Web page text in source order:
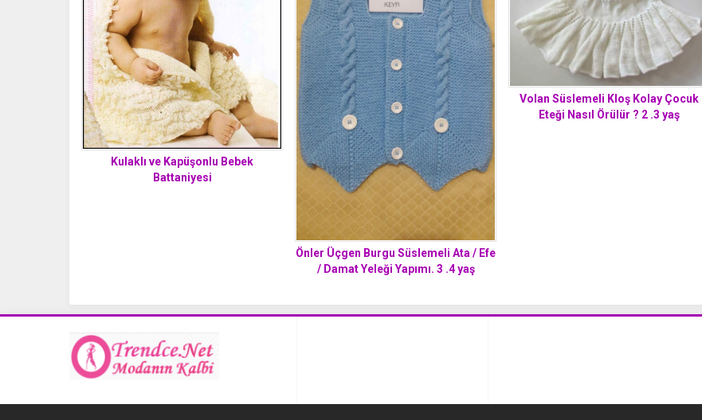
Kulaklı ve Kapüşonlu Bebek
Battaniyesi
Önler Üçgen Burgu Süslemeli Ata / Efe
/ Damat Yeleği Yapımı. 3 .4 yaş
Volan Süslemeli Kloş Kolay Çocuk
Eteği Nasıl Örülür ? 2 .3 yaş